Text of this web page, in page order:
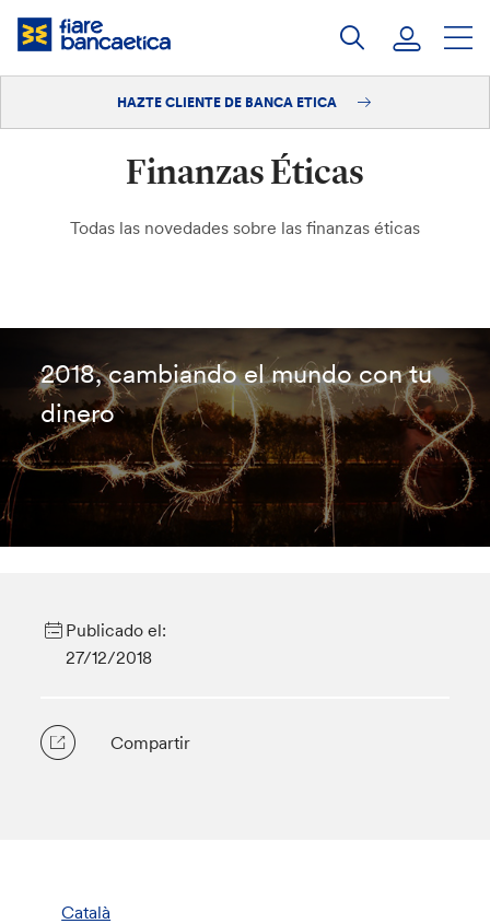
Saltar
HAZTE CLIENTE DE BANCA ETICA
Finanzas Éticas
Todas las novedades sobre las finanzas éticas
2018, cambiando el mundo con tu
dinero
Publicado el:
27/12/2018
Compartir
Català